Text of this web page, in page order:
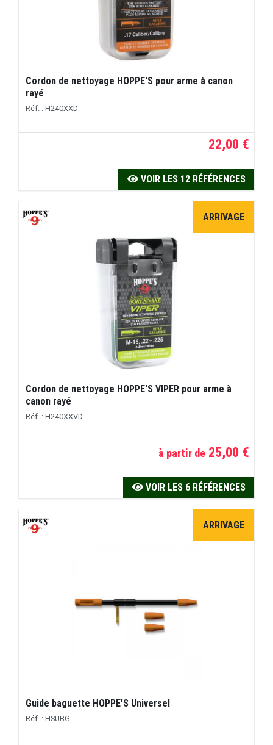
Cordon de nettoyage HOPPE'S pour arme à canon
rayé
Réf. : H240XXD
22,00 €
VOIR LES 12 RÉFÉRENCES
ARRIVAGE
Cordon de nettoyage HOPPE'S VIPER pour arme à
canon rayé
Réf. : H240XXVD
à partir de 25,00 €
VOIR LES 6 RÉFÉRENCES
ARRIVAGE
Guide baguette HOPPE'S Universel
Réf. : HSUBG